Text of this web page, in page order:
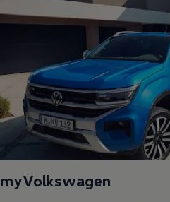
myVolkswagen